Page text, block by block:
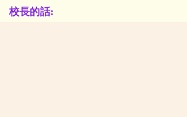
校長的話: